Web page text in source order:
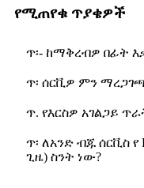
የሚጠየቁ ጥያቄዎች
ጥ፡- ከማቅረብዎ በፊት
ጥ፡ ሰርቪዎ ምን
ጥ. የእርስዎ አገልጋይ
ጥ፡ ለአንድ ብጁ ሰርቪስ
ጊዜ) ስንት ነው?